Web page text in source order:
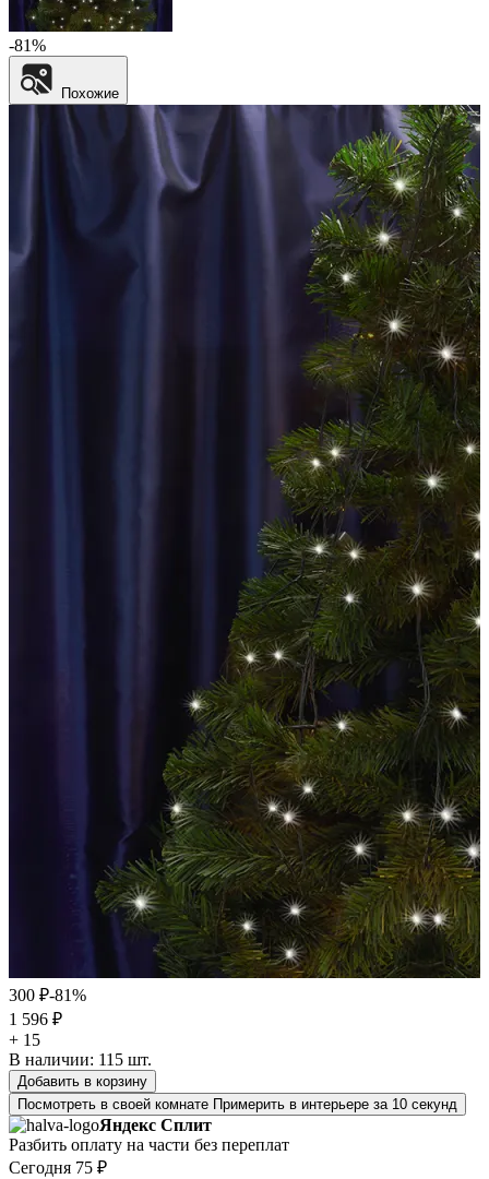
-81%
Похожие
300 ₽-81%
1 596 ₽
+ 15
В наличии: 115 шт.
Добавить в корзину
Посмотреть в своей комнате Примерить в интерьере за 10 секунд
Яндекс Сплит
Разбить оплату на части без переплат
Сегодня 75 ₽